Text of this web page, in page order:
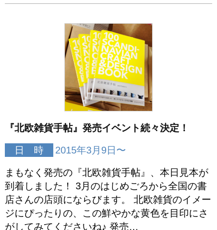
『北欧雑貨手帖』発売イベント続々決定！
日 時 2015年3月9日〜
まもなく発売の『北欧雑貨手帖』、本日見本が
到着しました！ 3月のはじめごろから全国の書
店さんの店頭にならびます。 北欧雑貨のイメー
ジにぴったりの、この鮮やかな黄色を目印にさ
がしてみてくださいね♪ 発売…